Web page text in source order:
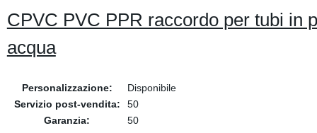
CPVC PVC PPR raccordo per tubi in
acqua
Personalizzazione:
Disponibile
Servizio post-vendita:
50
Garanzia:
50